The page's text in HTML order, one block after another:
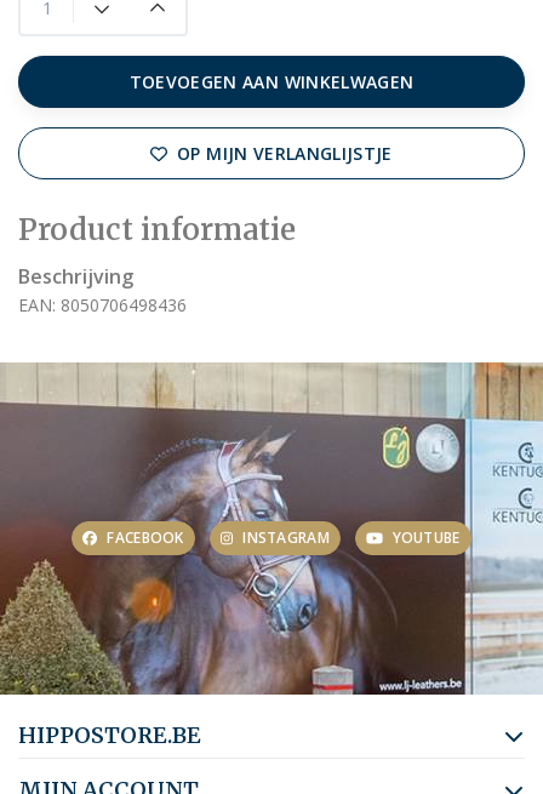
TOEVOEGEN AAN WINKELWAGEN
OP MIJN VERLANGLIJSTJE
Product informatie
Beschrijving
EAN: 8050706498436
FACEBOOK INSTAGRAM YOUTUBE
HIPPOSTORE.BE